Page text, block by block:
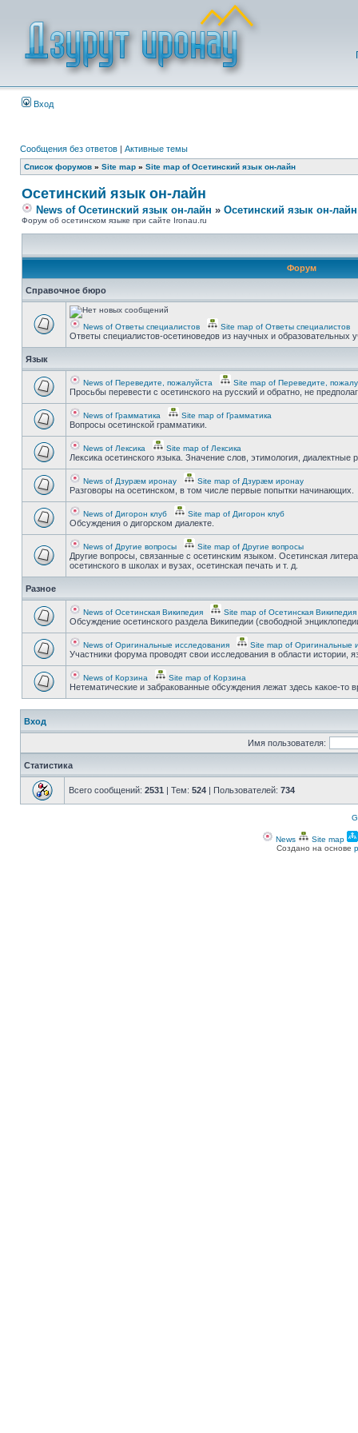
Вход
Сообщения без ответов | Активные темы
Список форумов » Site map » Site map of Осетинский язык он-лайн
Осетинский язык он-лайн
News of Осетинский язык он-лайн » Осетинский язык он-лайн
Форум об осетинском языке при сайте Ironau.ru
Форум
Справочное бюро
News of Ответы специалистов Site map of Ответы специалистов
Ответы специалистов-осетиноведов из научных и
Язык
News of Переведите, пожалуйста Site map of Переведите,
Просьбы перевести с осетинского на русский и обратно, не
News of Грамматика Site map of Грамматика
Вопросы осетинской грамматики.
News of Лексика Site map of Лексика
Лексика осетинского языка. Значение слов, этимология, диалектные
News of Дзурæм иронау Site map of Дзурæм иронау
Разговоры на осетинском, в том числе первые попытки начинающих.
News of Дигорон клуб Site map of Дигорон клуб
Обсуждения о дигорском диалекте.
News of Другие вопросы Site map of Другие вопросы
Другие вопросы, связанные с осетинским языком. Осетинская
осетинского в школах и вузах, осетинская печать и т. д.
Разное
News of Осетинская Википедия Site map of Осетинская Википедия
Обсуждение осетинского раздела Википедии (свободной
News of Оригинальные исследования Site map of Оригинальные
Участники форума проводят свои исследования в области истории,
News of Корзина Site map of Корзина
Нетематические и забракованные обсуждения лежат здесь какое-то
Вход
Имя пользователя:
Статистика
Всего сообщений: 2531 | Тем: 524 | Пользователей: 734
News Site map
Создано на основе